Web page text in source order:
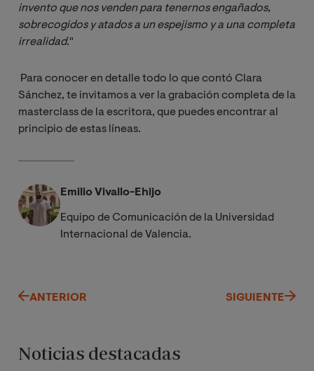
invento que nos venden para tenernos engañados,
sobrecogidos y atados a un espejismo y a una completa
irrealidad."
Para conocer en detalle todo lo que contó Clara
Sánchez, te invitamos a ver la grabación completa de la
masterclass de la escritora, que puedes encontrar al
principio de estas líneas.
Emilio Vivallo-Ehijo
Equipo de Comunicación de la Universidad
Internacional de Valencia.
ANTERIOR SIGUIENTE
Noticias destacadas